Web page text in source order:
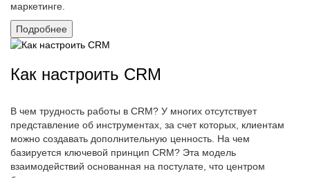
маркетинге.
Подробнее
Как настроить CRM
В чем трудность работы в CRM? У многих отсутствует
представление об инструментах, за счет которых, клиентам
можно создавать дополнительную ценность. На чем
базируется ключевой принцип CRM? Эта модель
взаимодействий основанная на постулате, что центром